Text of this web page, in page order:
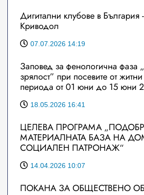
Дигитални клубове в
Криводол
07.07.2026 14:19
Заповед за фенологична фаза
зрялост” при посевите от
периода от 01 юни до 15 юни
18.05.2026 16:41
ЦЕЛЕВА ПРОГРАМА
МАТЕРИАЛНАТА БАЗА НА
СОЦИАЛЕН ПАТРОНАЖ“
14.04.2026 10:07
ПОКАНА ЗА ОБЩЕСТВЕНО